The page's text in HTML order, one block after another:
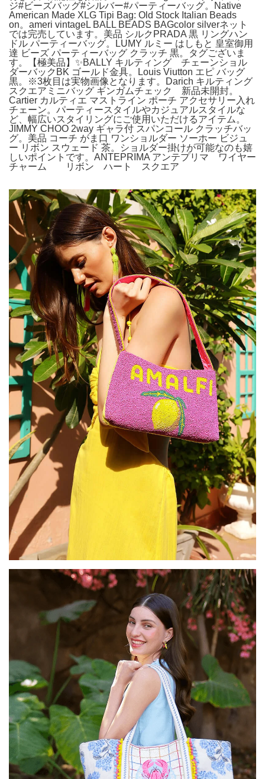
ジ#ビーズバッグ#シルバー#パーティーバッグ。Native
American Made XLG Tipi Bag: Old Stock Italian Beads
on。ameri vintageL BALL BEADS BAGcolor silverネット
では完売しています。美品 シルクPRADA 黒 リングハン
ドル パーティーバッグ。LUMY ルミー はしもと 皇室御用
達 ビーズ パーティーバッグ クラッチ 黒。タグございま
す。【極美品】✨BALLY キルティング チェーンショル
ダーバックBK ゴールド金具。Louis Viutton エピ バッグ
黒。※3枚目は実物画像となります。Darich キルティング
スクエアミニバッグ ギンガムチェック 新品未開封。
Cartier カルティエ マストライン ポーチ アクセサリー入れ
チェーン。パーティースタイルやカジュアルスタイルな
ど、幅広いスタイリングにご使用いただけるアイテム。
JIMMY CHOO 2way ギャラ付 スパンコール クラッチバッ
グ。美品 コーチ がま口 ワンショルダー ソーホー ビジュ
ー リボン スウェード 茶。ショルダー掛けが可能なのも嬉
しいポイントです。ANTEPRIMA アンテプリマ ワイヤー
チャーム リボン ハート スクエア